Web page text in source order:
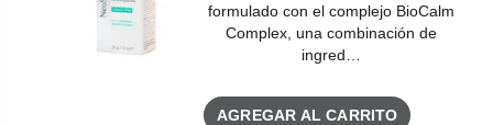
formulado con el complejo BioCalm
Complex, una combinación de
ingred…
AGREGAR AL CARRITO